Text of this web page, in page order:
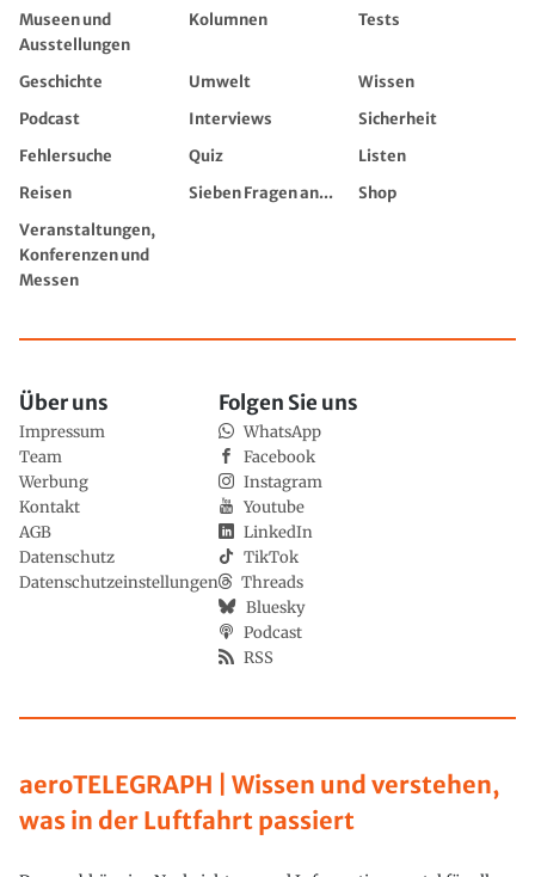
Museen und
Ausstellungen
Kolumnen Tests
Geschichte Umwelt
Wissen
Podcast
Interviews
Sicherheit
Fehlersuche
Quiz
Listen
Reisen
Sieben Fragen an...
Shop
Veranstaltungen,
Konferenzen und
Messen
aeroTELEGRAPH | Wissen und verstehen,
was in der Luftfahrt passiert
Über uns
Impressum
Team
Werbung
Kontakt
AGB
Datenschutz
Datenschutzeinstellungen
Folgen Sie uns
WhatsApp
Facebook
Instagram
Youtube
LinkedIn
TikTok
Threads
Bluesky
Podcast
RSS